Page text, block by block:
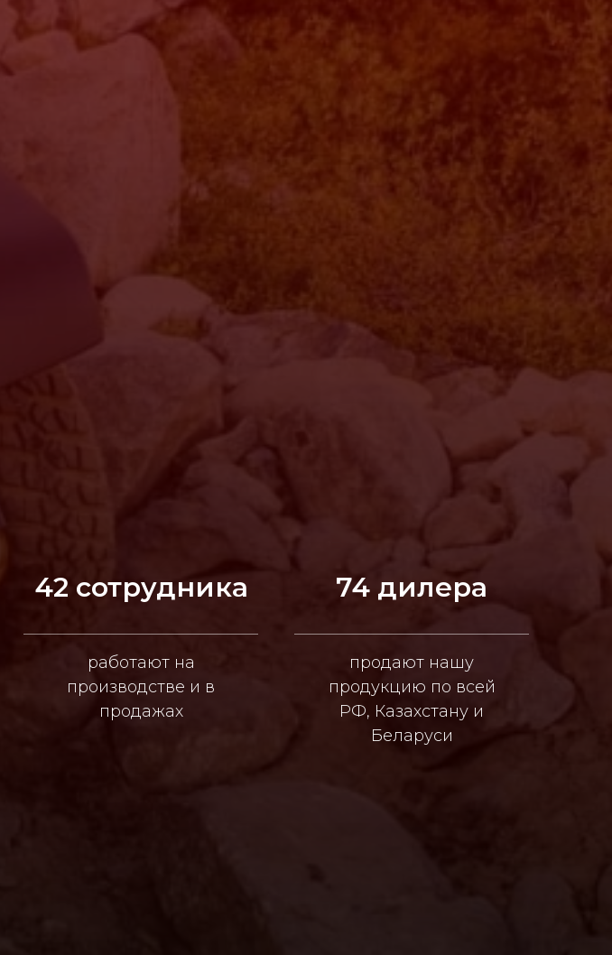
42 сотрудника
работают на
производстве и в
продажах
74 дилера
продают нашу
продукцию по всей
РФ, Казахстану и
Беларуси